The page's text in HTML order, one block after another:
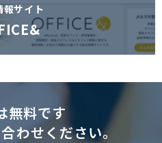
報サイト
無料です
わせください。